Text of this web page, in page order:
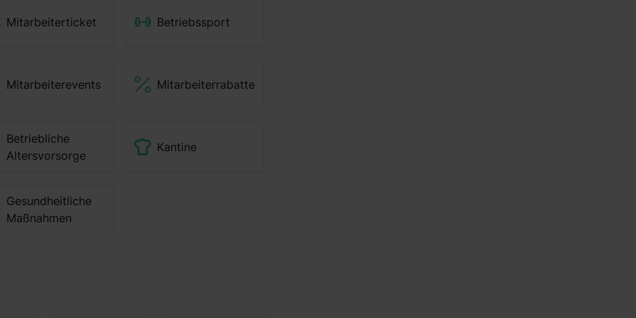
Mitarbeiterticket Betriebssport
Mitarbeiterevents Mitarbeiterrabatte
Betriebliche
Altersvorsorge
Kantine
Gesundheitliche
Maßnahmen